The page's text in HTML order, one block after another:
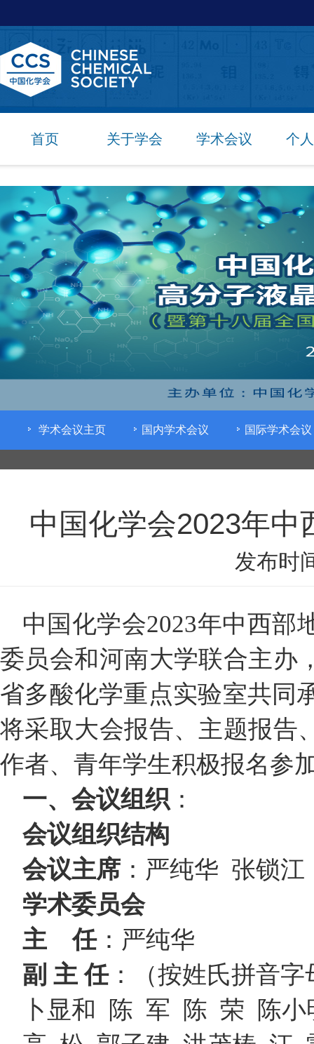
首页 关于学会 学术会议 个
学术会议主页 国内学术会议 国际学术会议
中国化学会2023年
发布时
中国化学会2023年中西部
委员会和河南大学联合主办
省多酸化学重点实验室共同
将采取大会报告、主题报告
作者、青年学生积极报名参
一、会议组织 ：
会议组织结构
会议主席 ：严纯华 张锁江
学术委员会
主
任：严纯华
副 主 任：（按姓氏拼音字
卜显和 陈 军 陈 荣 陈